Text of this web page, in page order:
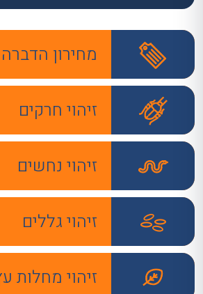
מחירון הדברה
זיהוי חרקים
זיהוי נחשים
זיהוי גללים
זיהוי מחלות